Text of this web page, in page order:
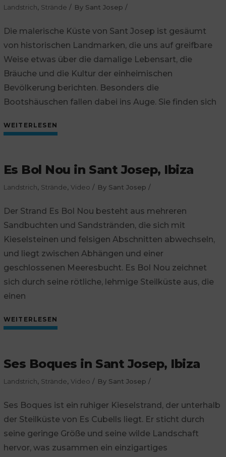
Landstrich, Strände By Sant Josep
Die malerische Küste von Sant Josep ist gesäumt
von historischen Landmarken, die uns auf greifbare
Weise etwas über die damalige Lebensart, die
Bräuche und die Kultur der einheimischen
Bevölkerung berichten. Besonders die
Bootshäuschen fallen dabei ins Auge. Sie finden sich
WEITERLESEN
Es Bol Nou in Sant Josep, Ibiza
Landstrich, Strände, Video By Sant Josep
Der Strand Es Bol Nou besteht aus mehreren
Sandbuchten und Sandstränden, die sich mit
Kieselsteinen und felsigen Abschnitten abwechseln,
und liegt zwischen Abhängen und einer
geschlossenen Meeresbucht. Es Bol Nou zeichnet
sich durch seine rötliche, lehmige Steilküste aus, die
einen
WEITERLESEN
Ses Boques in Sant Josep, Ibiza
Landstrich, Strände, Video By Sant Josep
Ses Boques ist ein ruhiger Kieselstrand, der unterhalb
der Steilküste von Es Cubells liegt. Er sticht durch
seine geringe Größe und seine wilde Landschaft
hervor, was zusammen ein einzigartiges